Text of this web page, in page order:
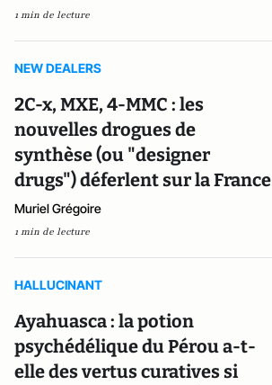
1 min de lecture
NEW DEALERS
2C-x, MXE, 4-MMC : les
nouvelles drogues de
synthèse (ou "designer
drugs") déferlent sur la France
Muriel Grégoire
1 min de lecture
HALLUCINANT
Ayahuasca : la potion
psychédélique du Pérou a-t-
elle des vertus curatives si